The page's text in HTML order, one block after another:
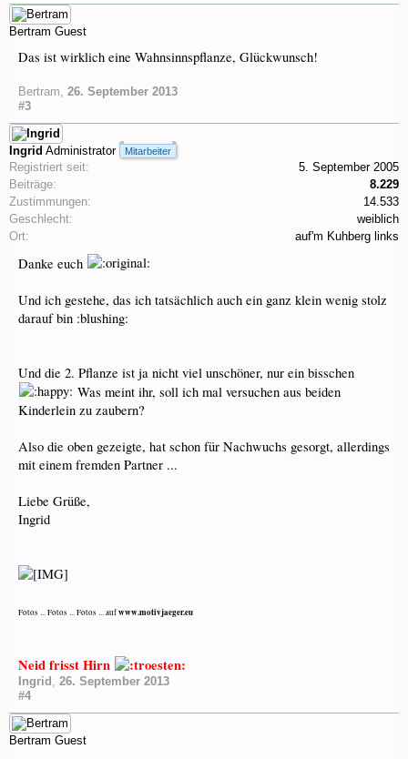
Bertram Guest
Das ist wirklich eine Wahnsinnspflanze, Glückwunsch!
Bertram, 26. September 2013
#3
Ingrid Administrator Mitarbeiter
Registriert seit:
5. September 2005
Beiträge:
8.229
Zustimmungen:
14.533
Geschlecht:
weiblich
Ort:
auf'm Kuhberg links
Danke euch
Und ich gestehe, das ich tatsächlich auch ein ganz klein wenig stolz
darauf bin :blushing:
Und die 2. Pflanze ist ja nicht viel unschöner, nur ein bisschen
Was meint ihr, soll ich mal versuchen aus beiden
Kinderlein zu zaubern?
Also die oben gezeigte, hat schon für Nachwuchs gesorgt, allerdings
mit einem fremden Partner ...
Liebe Grüße,
Ingrid
Fotos ... Fotos ... Fotos ... aufwww.motivjaeger.eu
Neid frisst Hirn
Ingrid , 26. September 2013
#4
Bertram Guest